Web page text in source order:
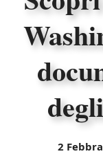
2